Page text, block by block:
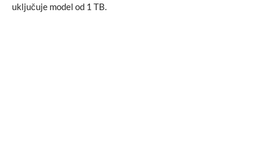
uključuje model od 1 TB.